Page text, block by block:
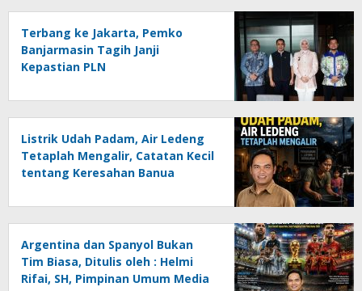
Terbang ke Jakarta, Pemko
Banjarmasin Tagih Janji
Kepastian PLN
Listrik Udah Padam, Air Ledeng
Tetaplah Mengalir, Catatan Kecil
tentang Keresahan Banua
Ancaman Lingkungan, Oleh :
Helmi Rifai, SH
Argentina dan Spanyol Bukan
Tim Biasa, Ditulis oleh : Helmi
Rifai, SH, Pimpinan Umum Media